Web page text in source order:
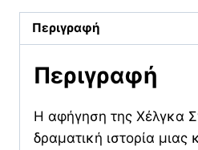
ποσότητα
Περιγραφή
Περιγραφή
Η αφήγηση της Χέλγκα
δραματική ιστορία μιας